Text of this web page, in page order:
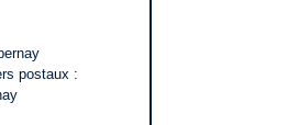
postaux :